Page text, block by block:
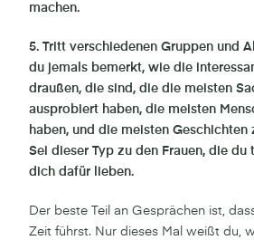
machen.
5. Tritt verschiedenen Gruppen und
du jemals bemerkt, wie die
draußen, die sind, die die meisten
ausprobiert haben, die meisten
haben, und die meisten Geschichten
Sei dieser Typ zu den Frauen, die
dich dafür lieben.
Der beste Teil an Gesprächen ist,
Zeit führst. Nur dieses Mal weißt du,